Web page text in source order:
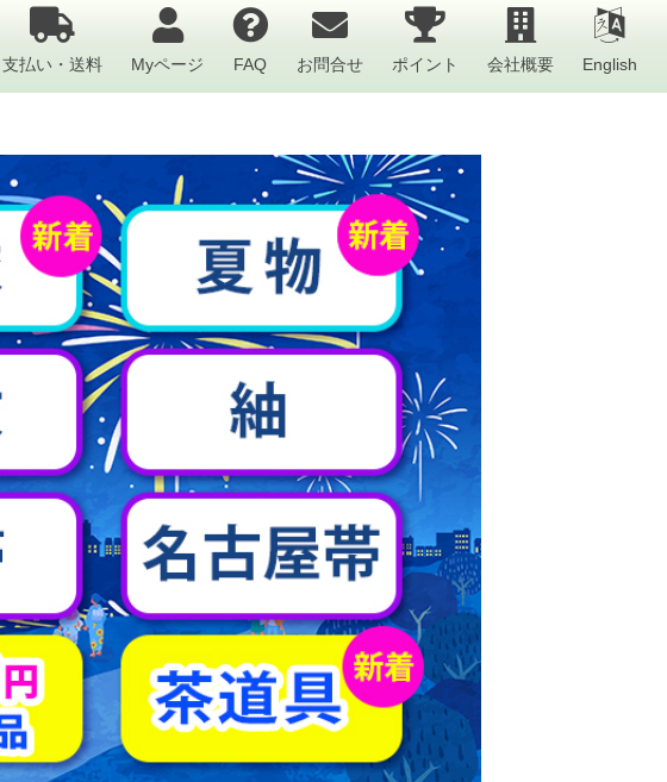
支払い・送料 Myページ FAQ お問合せ ポイント 会社概要 English